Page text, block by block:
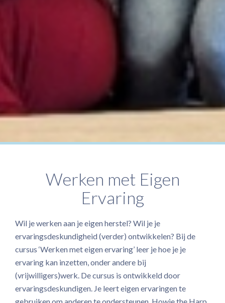
Werken met Eigen
Ervaring
Wil je werken aan je eigen herstel? Wil je je
ervaringsdeskundigheid (verder) ontwikkelen? Bij de
cursus ‘Werken met eigen ervaring’ leer je hoe je je
ervaring kan inzetten, onder andere bij
(vrijwilligers)werk. De cursus is ontwikkeld door
ervaringsdeskundigen. Je leert eigen ervaringen te